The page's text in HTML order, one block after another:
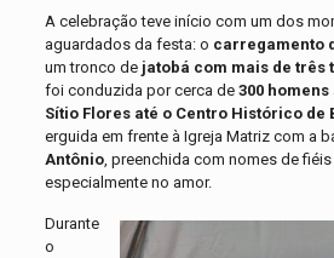
A celebração teve início com um dos
aguardados da festa: o carregamento
um tronco de jatobá com mais de três
foi conduzida por cerca de 300 homens
Sítio Flores até o Centro Histórico de
erguida em frente à Igreja Matriz com a
Antônio, preenchida com nomes de
especialmente no amor.
Durante
o